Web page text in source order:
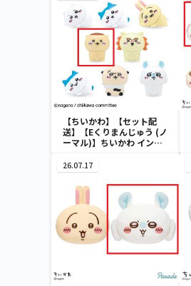
【ちいかわ】【セット配
送】【Eくりまんじゅう (ノ
ーマル)】ちいかわ インテ
26.07.17